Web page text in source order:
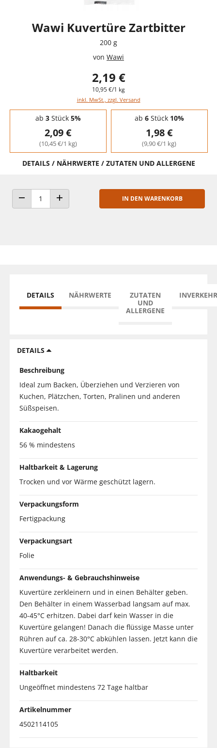
Wawi Kuvertüre Zartbitter
200 g
von Wawi
2,19 €
10,95 €/1 kg
inkl. MwSt., zzgl. Versand
Staffelpreise - Mengenrabatt
ab 3Stück 5%
2,09 €
(10,45 €/1 kg)
ab 6Stück 10%
1,98 €
(9,90 €/1 kg)
DETAILS / NÄHRWERTE / ZUTATEN UND ALLERGENE
ANZAHL VERRINGERNANZAHL ERHÖHEN
IN DEN WARENKORB
DETAILS NÄHRWERTE
ZUTATEN
UND
ALLERGENE
DETAILS
Beschreibung
Ideal zum Backen, Überziehen und Verzieren von
Kuchen, Plätzchen, Torten, Pralinen und anderen
Süßspeisen.
Kakaogehalt
56 % mindestens
Haltbarkeit & Lagerung
Trocken und vor Wärme geschützt lagern.
Verpackungsform
Fertigpackung
Verpackungsart
Folie
Anwendungs- & Gebrauchshinweise
Kuvertüre zerkleinern und in einen Behälter geben.
Den Behälter in einem Wasserbad langsam auf max.
40-45°C erhitzen. Dabei darf kein Wasser in die
Kuvertüre gelangen! Danach die flüssige Masse unter
Rühren auf ca. 28-30°C abkühlen lassen. Jetzt kann die
Kuvertüre verarbeitet werden.
Haltbarkeit
Ungeöffnet mindestens 72 Tage haltbar
Artikelnummer
4502114105